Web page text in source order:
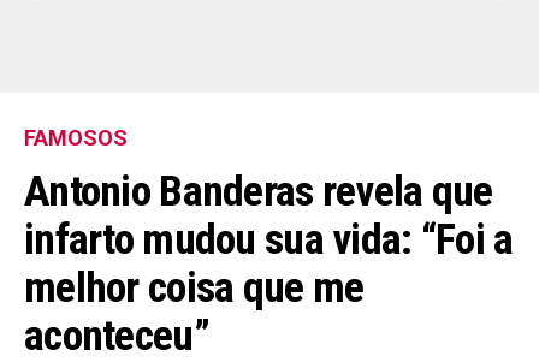
FAMOSOS
Antonio Banderas revela que
infarto mudou sua vida: “Foi a
melhor coisa que me
aconteceu”